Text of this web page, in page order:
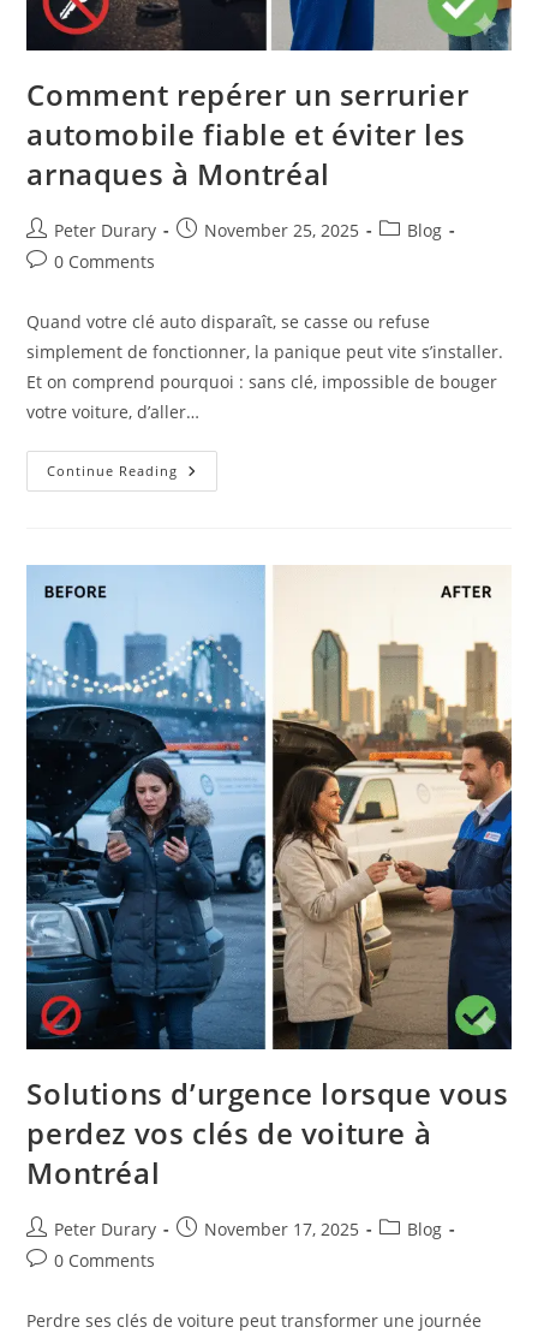
Comment repérer un serrurier
automobile fiable et éviter les
arnaques à Montréal
Post
author:
Peter Durary
PostNovember 25, 2025
PostBlog
Post0 Comments
Quand votre clé auto disparaît, se casse ou refuse
simplement de fonctionner, la panique peut vite s’installer.
Et on comprend pourquoi : sans clé, impossible de bouger
votre voiture, d’aller…
Continue Reading Comment
Repérer
Et
À
Montréal
Solutions d’urgence lorsque vous
perdez vos clés de voiture à
Montréal
Post
author:
Peter Durary
PostNovember 17, 2025
PostBlog
Post0 Comments
Perdre ses clés de voiture peut transformer une journée